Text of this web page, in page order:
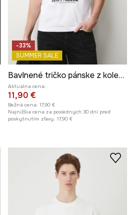
-33%
SUMMER SALE
Bavlnené tričko pánske z kolekcie Eviva L'arte
Aktuálna cena:
11,90 €
Bežná cena: 17,90 €
Najnižšia cena za posledných 30 dní pred
poskytnutím zľavy: 17,90 €